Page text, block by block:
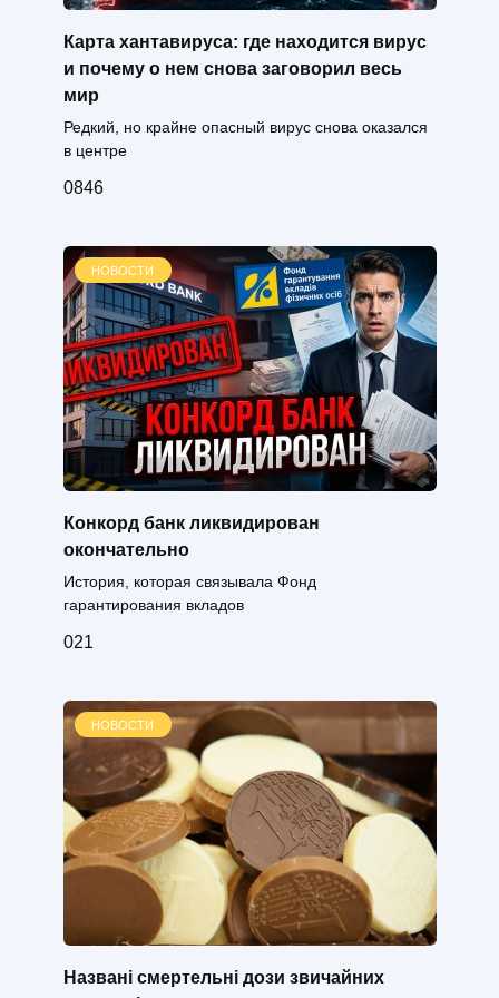
Карта хантавируса: где находится вирус
и почему о нем снова заговорил весь
мир
Редкий, но крайне опасный вирус снова оказался
в центре
0846
НОВОСТИ
Конкорд банк ликвидирован
окончательно
История, которая связывала Фонд
гарантирования вкладов
021
НОВОСТИ
Названі смертельні дози звичайних